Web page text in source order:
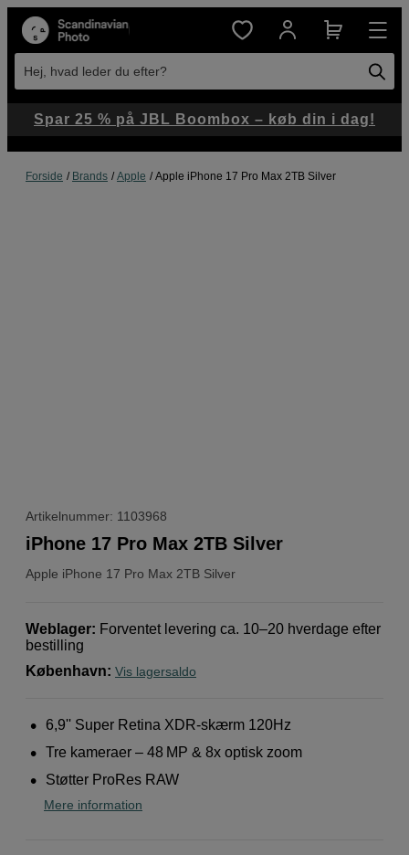
Hej, hvad leder du efter?
Forside Brands Apple Apple iPhone 17 Pro Max 2TB Silver
Artikelnummer: 1103968
Apple iPhone 17 Pro Max 2TB Silver
iPhone 17 Pro Max 2TB Silver
Weblager: Forventet levering ca. 10–20 hverdage efter
bestilling
København: Vis lagersaldo
6,9'' Super Retina XDR-skærm 120Hz
Tre kameraer – 48 MP & 8x optisk zoom
Støtter ProRes RAW
Mere information
Spar 25 % på JBL Boombox – køb din i dag!